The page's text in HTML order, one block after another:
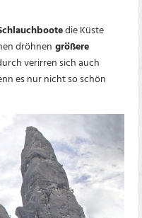
die Küste
dröhnen größere
verirren sich auch
es nur nicht so schön